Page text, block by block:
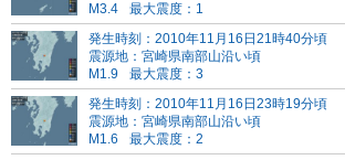
M3.4
最大震度：1
発生時刻：2010年11月16日21時40分頃
震源地：宮崎県南部山沿い頃
M1.9
最大震度：3
発生時刻：2010年11月16日23時19分頃
震源地：宮崎県南部山沿い頃
M1.6
最大震度：2